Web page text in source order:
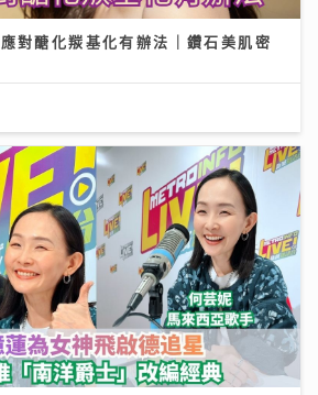
對醣化羰基化有辦法｜鑽石美肌密